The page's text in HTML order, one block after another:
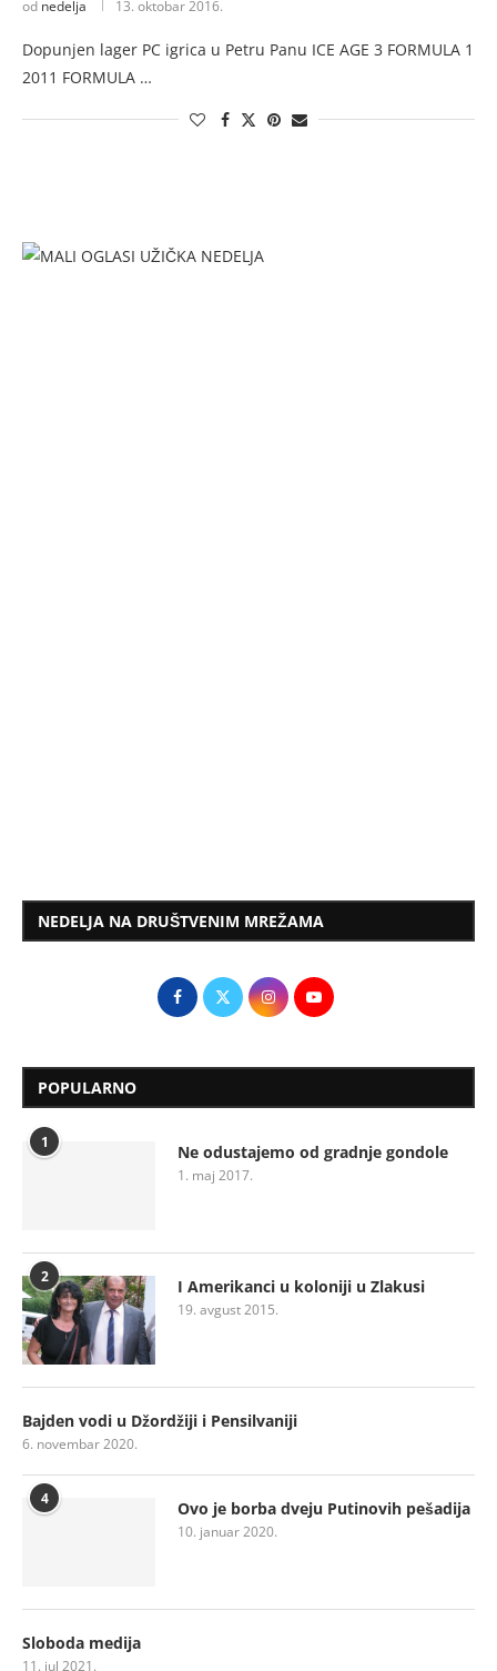
od nedelja 13. oktobar 2016.
Dopunjen lager PC igrica u Petru Panu ICE AGE 3 FORMULA 1
2011 FORMULA …
NEDELJA NA DRUŠTVENIM MREŽAMA
POPULARNO
1 Ne odustajemo od gradnje gondole
1. maj 2017.
2 I Amerikanci u koloniji u Zlakusi
19. avgust 2015.
Bajden vodi u Džordžiji i Pensilvaniji
6. novembar 2020.
4 Ovo je borba dveju Putinovih pešadija
10. januar 2020.
Sloboda medija
11. jul 2021.